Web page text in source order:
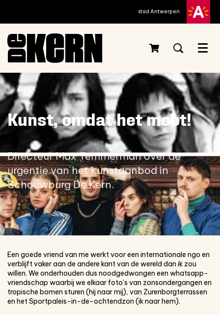
stad Antwerpen
Menu
Kunst, omdat het moèt!
Directeur Max Temmerman over de
urgentie van het kunstaanbod in
Schouwburg De Kern.
Een goede vriend van me werkt voor een internationale ngo en
verblijft vaker aan de andere kant van de wereld dan ik zou
willen. We onderhouden dus noodgedwongen een whatsapp-
vriendschap waarbij we elkaar foto’s van zonsondergangen en
tropische bomen sturen (hij naar mij), van Zurenborgterrassen
en het Sportpaleis-in-de-ochtendzon (ik naar hem).